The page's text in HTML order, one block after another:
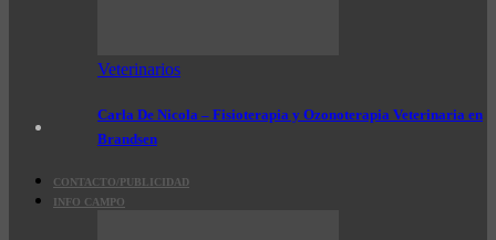
Veterinarios
Carla De Nicola – Fisioterapia y Ozonoterapia Veterinaria en
Brandsen
CONTACTO/PUBLICIDAD
INFO CAMPO